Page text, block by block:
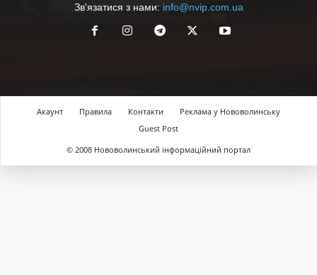
Зв'язатися з нами: info@nvip.com.ua
Акаунт Правила Контакти
Реклама у Нововолинську
Guest Post
© 2008 Нововолинський інформаційний портал